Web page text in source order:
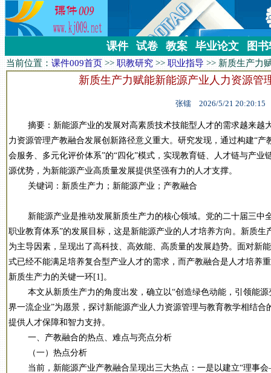
课件 试卷 教案 毕业论文 图
当前位置：课件009首页>>职教研究>>职业指导>>新质生产力
新质生产力赋能新能源产业人力资源管
张镭 2026/5/21 20:20:15
摘要：新能源产业的发展对高素质技术技能型人才的需求越来越
力资源管理产教融合发展创新路径意义重大。研究发现，通过构建“
会服务、多元化评价体系”的“四化”模式，实现教育链、人才链与产
源优势，为新能源产业高质量发展提供坚强有力的人才支撑。
关键词：新质生产力；新能源产业；产教融合
新能源产业是推动发展新质生产力的核心领域。党的二十届三中
职业教育体系”的发展目标，这是新能源产业的人才培养方向。新质
为主导因素，呈现出了高科技、高效能、高质量的发展趋势。面对新
式已经不能满足培养复合型产业人才的需求，而产教融合是人才培养
新质生产力的关键一环[1]。
本文从新质生产力的角度出发，确立以“创造绿色动能，引领能源
界一流企业”为愿景，探讨新能源产业人力资源管理与教育教学相结
提供人才保障和智力支持。
一、产教融合的热点、难点与亮点分析
（一）热点分析
当前，新能源产业产教融合呈现出三大热点：一是以建立“理事